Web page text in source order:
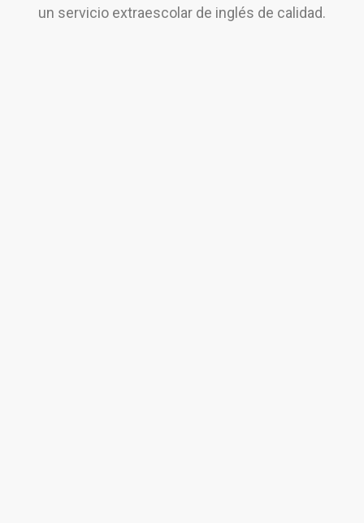
un servicio extraescolar de inglés de calidad.